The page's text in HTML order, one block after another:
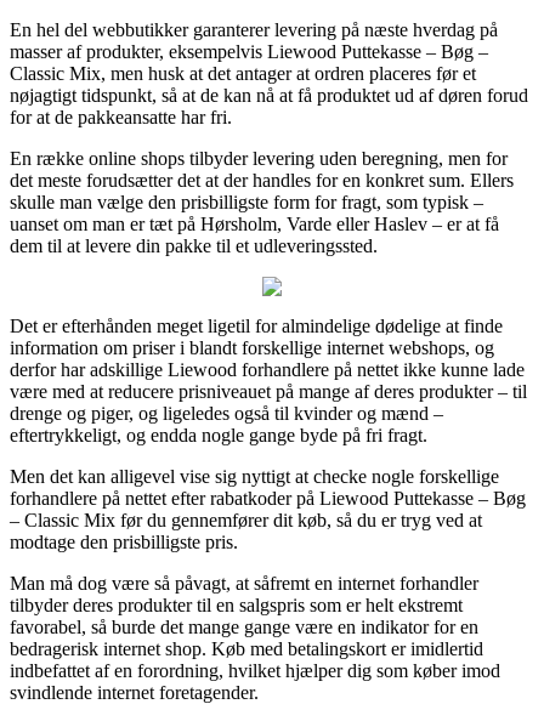
En hel del webbutikker garanterer levering på næste hverdag på
masser af produkter, eksempelvis Liewood Puttekasse – Bøg –
Classic Mix, men husk at det antager at ordren placeres før et
nøjagtigt tidspunkt, så at de kan nå at få produktet ud af døren forud
for at de pakkeansatte har fri.
En række online shops tilbyder levering uden beregning, men for
det meste forudsætter det at der handles for en konkret sum. Ellers
skulle man vælge den prisbilligste form for fragt, som typisk –
uanset om man er tæt på Hørsholm, Varde eller Haslev – er at få
dem til at levere din pakke til et udleveringssted.
Det er efterhånden meget ligetil for almindelige dødelige at finde
information om priser i blandt forskellige internet webshops, og
derfor har adskillige Liewood forhandlere på nettet ikke kunne lade
være med at reducere prisniveauet på mange af deres produkter – til
drenge og piger, og ligeledes også til kvinder og mænd –
eftertrykkeligt, og endda nogle gange byde på fri fragt.
Men det kan alligevel vise sig nyttigt at checke nogle forskellige
forhandlere på nettet efter rabatkoder på Liewood Puttekasse – Bøg
– Classic Mix før du gennemfører dit køb, så du er tryg ved at
modtage den prisbilligste pris.
Man må dog være så påvagt, at såfremt en internet forhandler
tilbyder deres produkter til en salgspris som er helt ekstremt
favorabel, så burde det mange gange være en indikator for en
bedragerisk internet shop. Køb med betalingskort er imidlertid
indbefattet af en forordning, hvilket hjælper dig som køber imod
svindlende internet foretagender.